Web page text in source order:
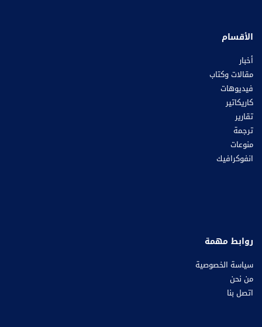
الأقسام
أخبار
مقالات وكتاب
فيديوهات
كاريكاتير
تقارير
ترجمة
منوعات
انفوكرافيك
روابط مهمة
سياسة الخصوصية
من نحن
اتصل بنا